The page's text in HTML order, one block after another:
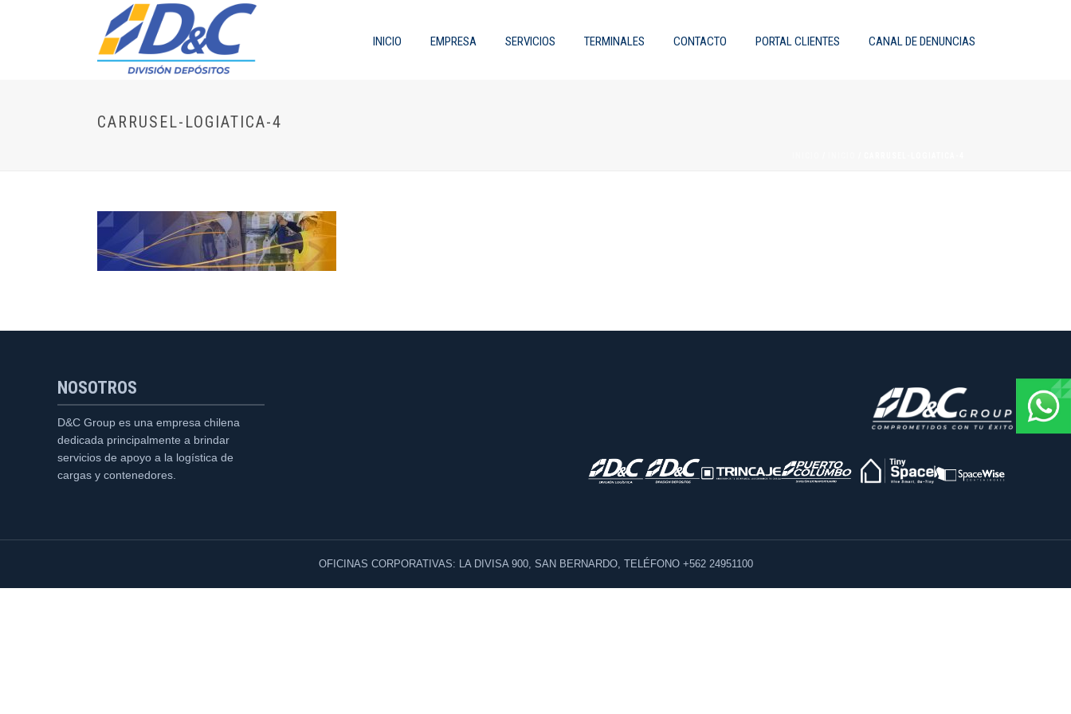
INICIO EMPRESA SERVICIOS TERMINALES CONTACTO PORTAL CLIENTES CANAL DE DENUNCIAS
CARRUSEL-LOGIATICA-4
NOSOTROS
D&C Group es una empresa chilena
dedicada principalmente a brindar
servicios de apoyo a la logística de
cargas y contenedores.
OFICINAS CORPORATIVAS: LA DIVISA 900, SAN BERNARDO, TELÉFONO +562 24951100